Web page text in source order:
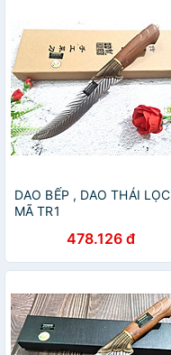
DAO BẾP , DAO THÁI LỌC
MÃ TR1
478.126 đ